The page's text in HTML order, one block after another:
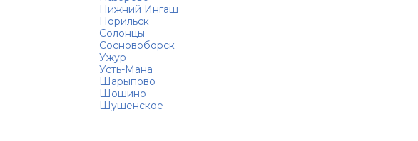
Нижний Ингаш
Норильск
Солонцы
Сосновоборск
Ужур
Усть-Мана
Шарыпово
Шошино
Шушенское